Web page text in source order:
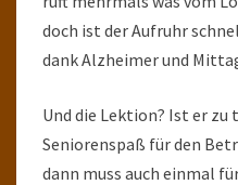
doch ist der Aufruhr
dank Alzheimer und
Und die Lektion? Ist er zu
Seniorenspaß für den
dann muss auch einmal